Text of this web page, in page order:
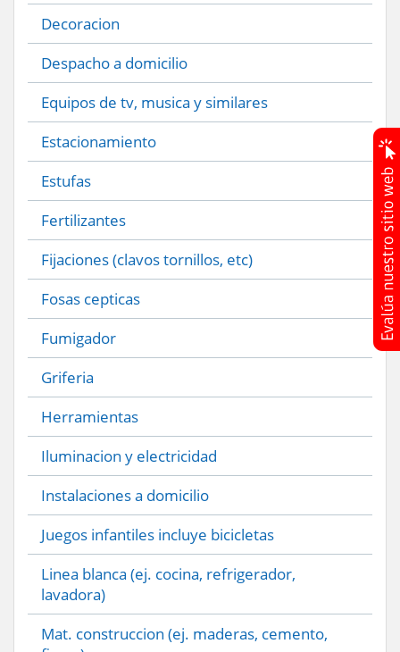
Decoracion
Despacho a domicilio
Equipos de tv, musica y similares
Estacionamiento
Estufas
Fertilizantes
Fijaciones (clavos tornillos, etc)
Fosas cepticas
Fumigador
Griferia
Herramientas
Iluminacion y electricidad
Instalaciones a domicilio
Juegos infantiles incluye bicicletas
Linea blanca (ej. cocina, refrigerador,
lavadora)
Mat. construccion (ej. maderas, cemento,